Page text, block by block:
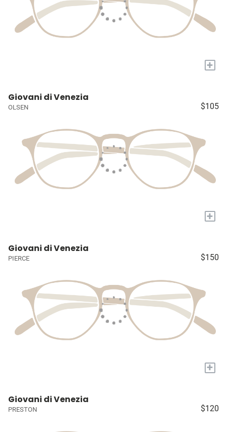
+
Giovani di Venezia
OLSEN $105
+
Giovani di Venezia
PIERCE $150
+
Giovani di Venezia
PRESTON $120